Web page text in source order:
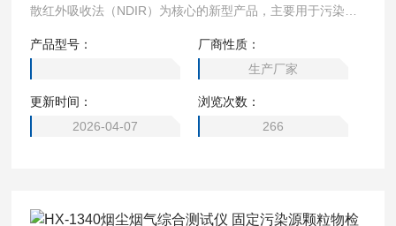
散红外吸收法（NDIR）为核心的新型产品，主要用于污染源
工参数测量等部门。该分析仪用于测量O2，SO2，NO，NO
2，CO，H2S，CO2等有害气体的浓度，其该分析仪具有测量
精度高、可靠性强、响应时间快、使用寿命长等优点。分析仪
研制过程中广泛征求专家及广大用户的意见，采用进口长光程
产品型号：
厂商性质：
生产厂家
更新时间：
2026-04-07
浏览次数：
266